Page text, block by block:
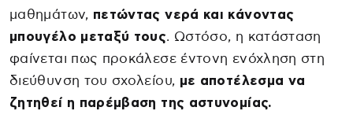
μαθημάτων, πετώντας νερά και κάνοντας
μπουγέλο μεταξύ τους. Ωστόσο, η κατάσταση
φαίνεται πως προκάλεσε έντονη ενόχληση στη
διεύθυνση του σχολείου, με αποτέλεσμα να
ζητηθεί η παρέμβαση της αστυνομίας.